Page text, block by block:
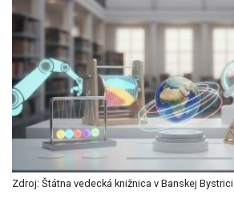
Zdroj: Štátna vedecká knižnica v Banskej Bystrici